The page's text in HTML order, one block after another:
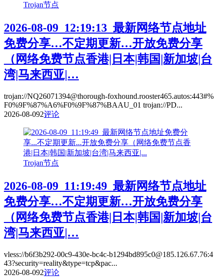
Trojan节点
2026-08-09_12:19:13_最新网络节点地址
免费分享…不定期更新…开放免费分享
（网络免费节点香港|日本|韩国|新加坡|台
湾|马来西亚|…
trojan://NQ26071394@thorough-foxhound.rooster465.autos:443#%
F0%9F%87%A6%F0%9F%87%BAAU_01 trojan://PD...
2026-08-092评论
Trojan节点
2026-08-09_11:19:49_最新网络节点地址
免费分享…不定期更新…开放免费分享
（网络免费节点香港|日本|韩国|新加坡|台
湾|马来西亚|…
vless://b6f3b292-00c9-430e-bc4c-b1294bd895c0@185.126.67.76:4
43?security=reality&type=tcp&pac...
2026-08-092评论